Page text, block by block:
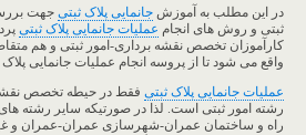
در این مطلب به آموزش جانمایی پلاک ثبتی جهت
ثبتی و روش های انجام عملیات جانمایی پلاک ثبتی
کارآموزان تخصص نقشه برداری-امور ثبتی و هم
واقع می شود تا از پروسه انجام عملیات جانمایی
عملیات جانمایی پلاک ثبتی فقط در حیطه تخصص
رشته امور ثبتی است. لذا در صورتیکه سایر رشته
راه و ساختمان عمران-شهرسازی عمران-عمران و